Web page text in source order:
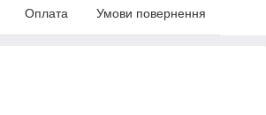
Оплата Умови повернення